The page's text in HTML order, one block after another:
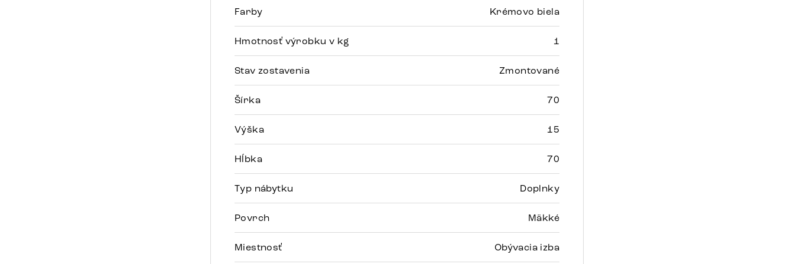
Farby Krémovo biela
Hmotnosť výrobku v kg 1
Stav zostavenia Zmontované
Šírka 70
Výška 15
Hĺbka 70
Typ nábytku Doplnky
Povrch Mäkké
Miestnosť Obývacia izba